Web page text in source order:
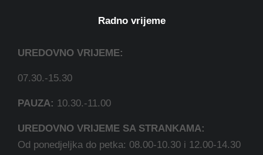
Radno vrijeme
UREDOVNO VRIJEME:
07.30.-15.30
PAUZA: 10.30.-11.00
UREDOVNO VRIJEME SA STRANKAMA:
Od ponedjeljka do petka: 08.00-10.30 i 12.00-14.30